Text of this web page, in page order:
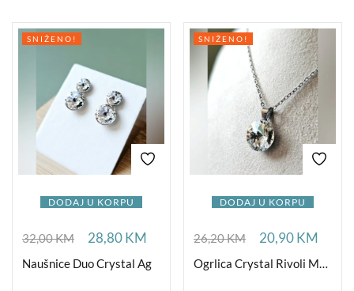
DODAJ U KORPU
SNIŽENO!
32,00KM 28,80KM
Naušnice Duo Crystal Ag
DODAJ U KORPU
SNIŽENO!
26,20KM 20,90KM
Ogrlica Crystal Rivoli Medium